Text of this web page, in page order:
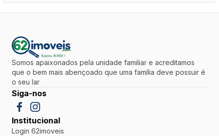
Somos apaixonados pela unidade familiar e acreditamos
que o bem mais abençoado que uma família deve possuir é
o seu lar
Siga-nos
Institucional
Login 62imoveis